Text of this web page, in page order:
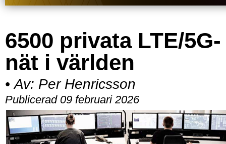
6500 privata LTE/5G-
nät i världen
• Av: Per Henricsson
Publicerad 09 februari 2026